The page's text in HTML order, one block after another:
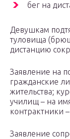
бег на
Девушкам
туловища
дистанцию
Заявление на
гражданские
жительства;
училищ – на
контрактники
Заявление